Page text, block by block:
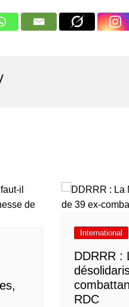
International
DDRRR :
RDC